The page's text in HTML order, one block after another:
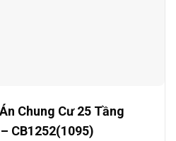
Chung Cư 25 Tầng
CB1252(1095)